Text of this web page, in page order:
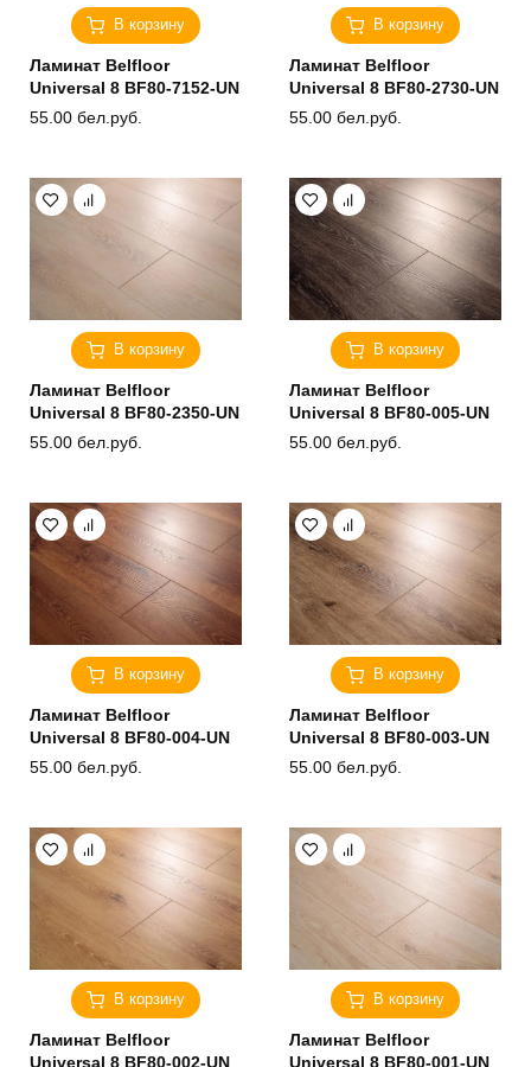
В корзину
Ламинат Belfloor
Universal 8 BF80-7152-UN
55.00 бел.руб.
В корзину
Ламинат Belfloor
Universal 8 BF80-2730-UN
55.00 бел.руб.
В корзину
Ламинат Belfloor
Universal 8 BF80-2350-UN
55.00 бел.руб.
В корзину
Ламинат Belfloor
Universal 8 BF80-005-UN
55.00 бел.руб.
В корзину
Ламинат Belfloor
Universal 8 BF80-004-UN
55.00 бел.руб.
В корзину
Ламинат Belfloor
Universal 8 BF80-003-UN
55.00 бел.руб.
В корзину
Ламинат Belfloor
Universal 8 BF80-002-UN
В корзину
Ламинат Belfloor
Universal 8 BF80-001-UN